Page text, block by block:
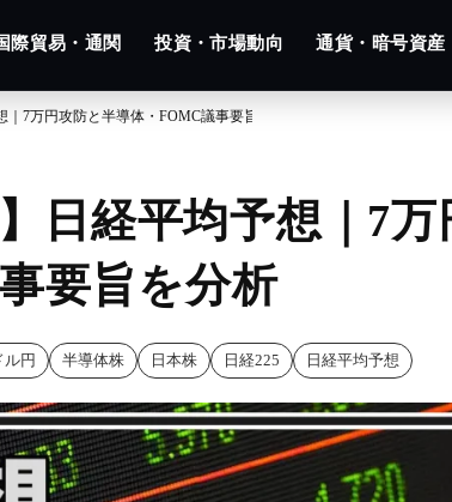
際貿易・通関 投資・市場動向 通貨・暗号資産
｜7万円攻防と半導体・FOMC議事要旨を分析
日経平均予想｜7万
要旨を分析
ル円 半導体株 日本株 日経225 日経平均予想